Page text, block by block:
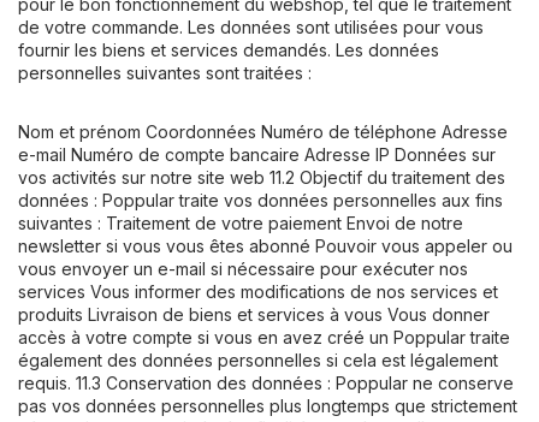
pour le bon fonctionnement du webshop, tel que le traitement
de votre commande. Les données sont utilisées pour vous
fournir les biens et services demandés. Les données
personnelles suivantes sont traitées :
Nom et prénom Coordonnées Numéro de téléphone Adresse
e-mail Numéro de compte bancaire Adresse IP Données sur
vos activités sur notre site web 11.2 Objectif du traitement des
données : Poppular traite vos données personnelles aux fins
suivantes : Traitement de votre paiement Envoi de notre
newsletter si vous vous êtes abonné Pouvoir vous appeler ou
vous envoyer un e-mail si nécessaire pour exécuter nos
services Vous informer des modifications de nos services et
produits Livraison de biens et services à vous Vous donner
accès à votre compte si vous en avez créé un Poppular traite
également des données personnelles si cela est légalement
requis. 11.3 Conservation des données : Poppular ne conserve
pas vos données personnelles plus longtemps que strictement